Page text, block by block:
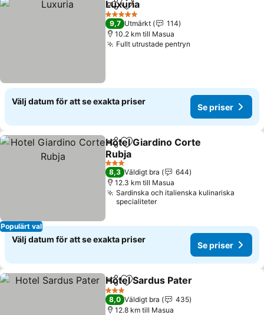
Dela Lägg till i Mina Favoriter
Luxuria
5 Stjärnor
9,7 Utmärkt
114
10.2 km till Masua
Fullt utrustade pentryn
Välj datum för att se exakta priser
Se priser
Populärt val
Dela Lägg till i Mina Favoriter
Hotel Giardino Corte
Rubja
Se priser
3 Stjärnor
8,3 Väldigt bra
644
12.3 km till Masua
Sardinska och italienska kulinariska
specialiteter
Välj datum för att se exakta priser
Se priser
Dela Lägg till i Mina Favoriter
Hotel Sardus Pater
3 Stjärnor
8,0 Väldigt bra
435
12.8 km till Masua